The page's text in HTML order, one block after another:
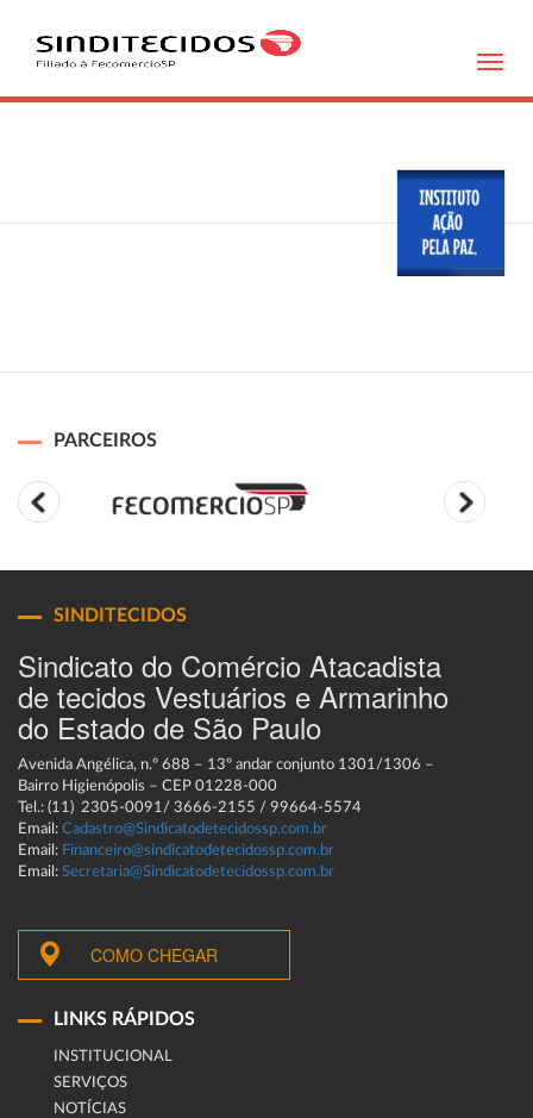
PARCEIROS
SINDITECIDOS
Sindicato do Comércio Atacadista
de tecidos Vestuários e Armarinho
do Estado de São Paulo
Avenida Angélica, n.º 688 – 13º andar conjunto 1301/1306 –
Bairro Higienópolis – CEP 01228-000
Tel.: (11) 2305-0091/ 3666-2155 / 99664-5574
Email: Cadastro@Sindicatodetecidossp.com.br
Email: Financeiro@sindicatodetecidossp.com.br
Email: Secretaria@Sindicatodetecidossp.com.br
COMO CHEGAR
LINKS RÁPIDOS
INSTITUCIONAL
SERVIÇOS
NOTÍCIAS